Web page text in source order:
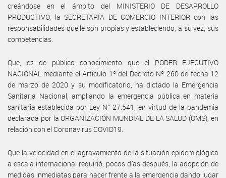
creándose en el ámbito del MINISTERIO DE DESARROLLO
PRODUCTIVO, la SECRETARÍA DE COMERCIO INTERIOR con las
responsabilidades que le son propias y estableciendo, a su vez, sus
competencias.
Que, es de público conocimiento que el PODER EJECUTIVO
NACIONAL mediante el Artículo 1º del Decreto Nº 260 de fecha 12
de marzo de 2020 y su modificatorio, ha dictado la Emergencia
Sanitaria Nacional, ampliando la emergencia pública en materia
sanitaria establecida por Ley N° 27.541, en virtud de la pandemia
declarada por la ORGANIZACIÓN MUNDIAL DE LA SALUD (OMS), en
relación con el Coronavirus COVID19.
Que la velocidad en el agravamiento de la situación epidemiológica
a escala internacional requirió, pocos días después, la adopción de
medidas inmediatas para hacer frente a la emergencia dando lugar